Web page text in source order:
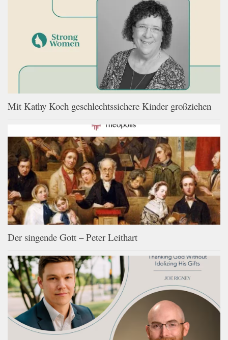
Mit Kathy Koch geschlechtssichere Kinder großziehen
Der singende Gott – Peter Leithart